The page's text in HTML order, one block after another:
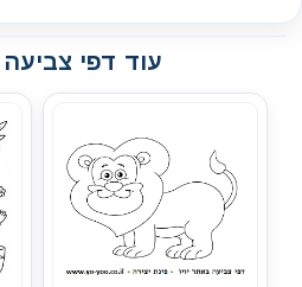
עוד דפי צביעה